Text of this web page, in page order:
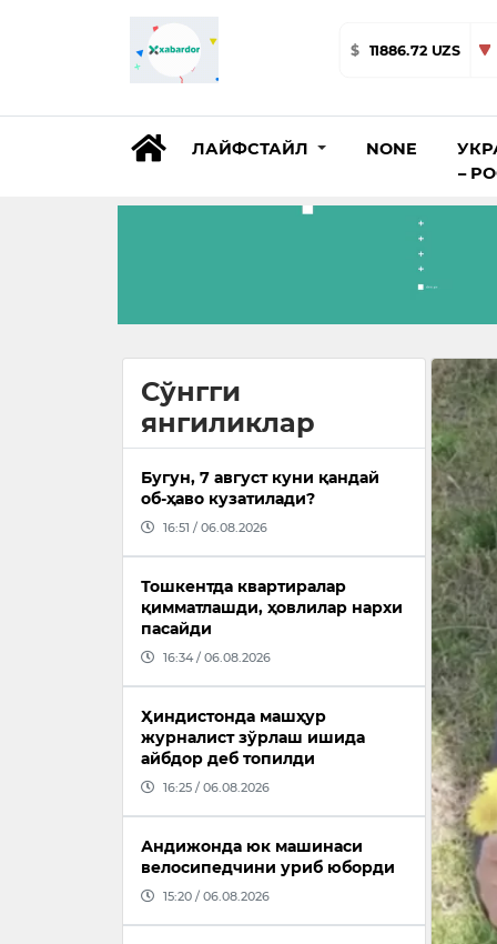
$ 11886.72 UZS
ЛАЙФСТАЙЛ NONE
–
Сўнгги
янгиликлар
Бугун, 7 август куни қандай
об-ҳаво кузатилади?
16:51 / 06.08.2026
Тошкентда квартиралар
қимматлашди, ҳовлилар нархи
пасайди
16:34 / 06.08.2026
Ҳиндистонда машҳур
журналист зўрлаш ишида
айбдор деб топилди
16:25 / 06.08.2026
Андижонда юк машинаси
велосипедчини уриб юборди
15:20 / 06.08.2026